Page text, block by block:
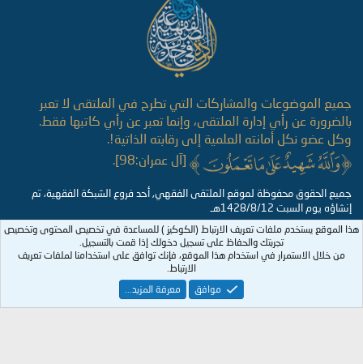
جميع الموضوعات والمشاركات التي تطرح في الملتقى لا تعبر
بالضرورة عن رأي إدارة الملتقى، وإنما تعبر عن رأي كاتبها فقط.
وكل عضو نكل أمانته العلمية إلى رقابته الذاتية!.
[آل عمران:98].
جميع الحقوق محفوظة لموقع الملتقى الفقهي, أحد فروع الشبكة الفقهية، تم
إنشاؤه يوم السبت 1428/8/12هـ
هذا الموقع يستخدم ملفات تعريف الارتباط (الكوكيز ) للمساعدة في تخصيص المحتوى وتخصيص
تجربتك والحفاظ على تسجيل دخولك إذا قمت بالتسجيل.
من خلال الاستمرار في استخدام هذا الموقع، فإنك توافق على استخدامنا لملفات تعريف
الارتباط.
موافق
معرفة المزيد...